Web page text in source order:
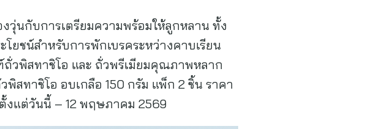
วุ่นกับการเตรียมความพร้อมให้ลูกหลาน ทั้ง
ยชน์สำหรับการพักเบรคระหว่างคาบเรียน
วพิสทาชิโอ และ ถั่วพรีเมียมคุณภาพหลาก
สทาชิโอ อบเกลือ 150 กรัม แพ็ก 2 ชิ้น ราคา
ตั้งแต่วันนี้ – 12 พฤษภาคม 2569